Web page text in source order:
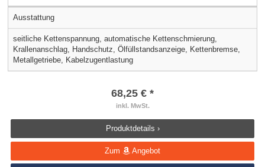
Ausstattung
seitliche Kettenspannung, automatische Kettenschmierung,
Krallenanschlag, Handschutz, Ölfüllstandsanzeige, Kettenbremse,
Metallgetriebe, Kabelzugentlastung
68,25 € *
inkl. MwSt.
Produktdetails ›
Zum Angebot